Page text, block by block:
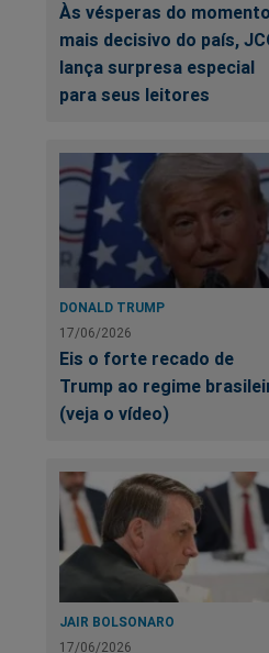
Às vésperas do momento
mais decisivo do país,
lança surpresa especial
para seus leitores
DONALD TRUMP
17/06/2026
Eis o forte recado de
Trump ao regime
(veja o vídeo)
JAIR BOLSONARO
17/06/2026